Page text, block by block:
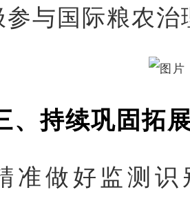
参与国际粮农治
、持续巩固拓
准做好监测